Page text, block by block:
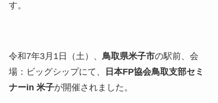
す。
令和7年3月1日（土）、 鳥取県米子市の駅前、会
場：ビッグシップにて、
日本FP協会鳥取支部セミ
ナーin 米子が開催されました。